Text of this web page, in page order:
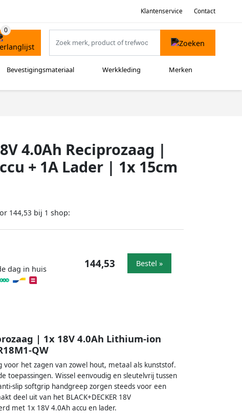
Klantenservice Contact
Bevestigingsmateriaal Werkkleding Merken
4.0Ah Reciprozaag |
+ 1A Lader | 1x 15cm
144,53 bij 1 shop:
dag in huis
144,53 Bestel »
| 1x 18V 4.0Ah Lithium-ion
QW
voor het zagen van zowel hout, metaal als kunststof.
toepassingen. Wissel eenvoudig en sleutelvrij tussen
slip softgrip handgreep zorgen steeds voor een
deel uit van het BLACK+DECKER 18V
met 1x 18V 4.0Ah accu en lader.